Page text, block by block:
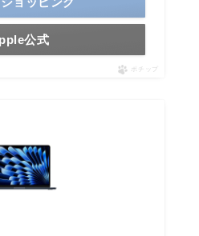
公式
ポチップ